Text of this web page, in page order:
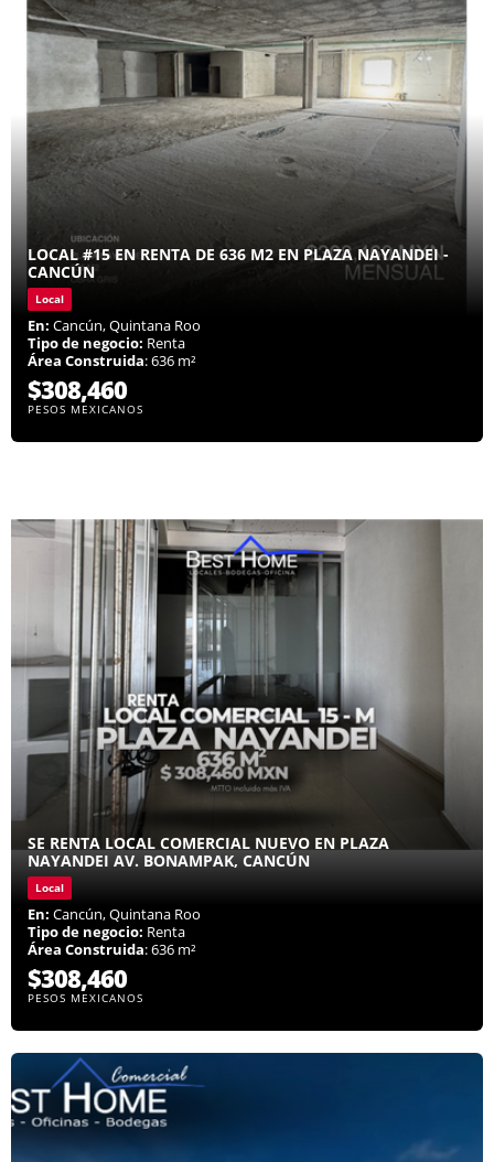
LOCAL #15 EN RENTA DE 636 M2 EN PLAZA NAYANDEI -
CANCÚN
Local
En: Cancún, Quintana Roo
Tipo de negocio: Renta
Área Construida: 636 m²
$308,460
PESOS MEXICANOS
SE RENTA LOCAL COMERCIAL NUEVO EN PLAZA
NAYANDEI AV. BONAMPAK, CANCÚN
Local
En: Cancún, Quintana Roo
Tipo de negocio: Renta
Área Construida: 636 m²
$308,460
PESOS MEXICANOS